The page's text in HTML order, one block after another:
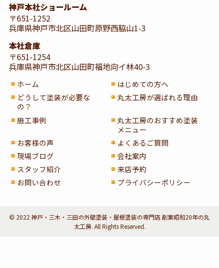
神戸本社ショールーム
〒651-1252
兵庫県神戸市北区山田町原野西脇山1-3
本社倉庫
〒651-1254
兵庫県神戸市北区山田町福地向イ林40-3
ホーム
はじめての方へ
どうして塗装が必要な
の？
丸太工房が選ばれる理由
施工事例
丸太工房のおすすめ塗装
メニュー
お客様の声
よくあるご質問
現場ブログ
会社案内
スタッフ紹介
来店予約
お問い合わせ
プライバシーポリシー
© 2022 神戸・三木・三田の外壁塗装・屋根塗装の専門店 創業昭和20年の丸
太工房. All Rights Reserved.